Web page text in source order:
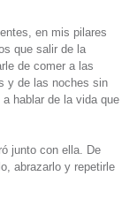
en mis pilares
que salir de la
de comer a las
y de las noches sin
hablar de la vida que
junto con ella. De
abrazarlo y repetirle